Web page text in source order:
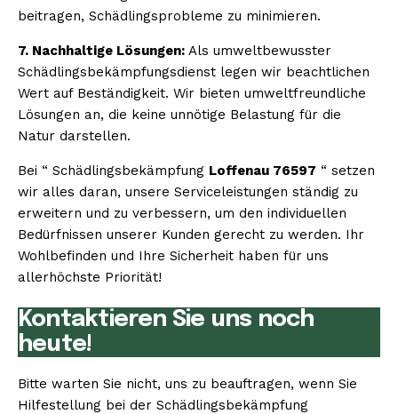
beitragen, Schädlingsprobleme zu minimieren.
7. Nachhaltige Lösungen: Als umweltbewusster
Schädlingsbekämpfungsdienst legen wir beachtlichen
Wert auf Beständigkeit. Wir bieten umweltfreundliche
Lösungen an, die keine unnötige Belastung für die
Natur darstellen.
Bei “ Schädlingsbekämpfung Loffenau 76597 “ setzen
wir alles daran, unsere Serviceleistungen ständig zu
erweitern und zu verbessern, um den individuellen
Bedürfnissen unserer Kunden gerecht zu werden. Ihr
Wohlbefinden und Ihre Sicherheit haben für uns
allerhöchste Priorität!
Kontaktieren Sie uns noch
heute!
Bitte warten Sie nicht, uns zu beauftragen, wenn Sie
Hilfestellung bei der Schädlingsbekämpfung